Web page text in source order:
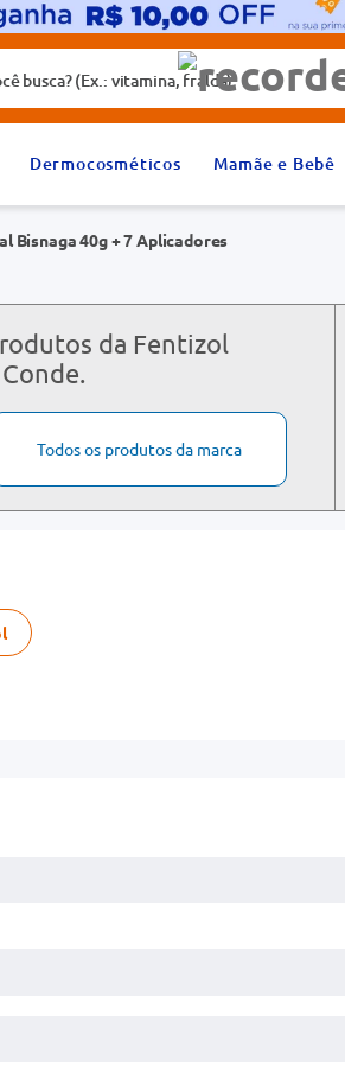
fralda)
Dermocosméticos Mamãe e Bebê
Bisnaga 40g + 7 Aplicadores
da Fentizol
Todos os produtos da marca
2º
fralda
6º
absorvente